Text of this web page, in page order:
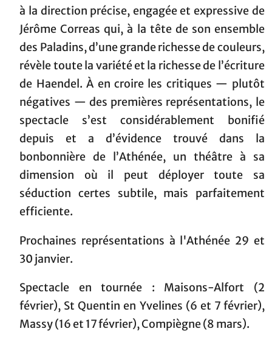
à la direction précise, engagée et expressive de
Jérôme Correas qui, à la tête de son ensemble
des Paladins, d’une grande richesse de couleurs,
révèle toute la variété et la richesse de l’écriture
de Haendel. À en croire les critiques — plutôt
négatives — des premières représentations, le
spectacle s’est considérablement bonifié
depuis et a d’évidence trouvé dans la
bonbonnière de l’Athénée, un théâtre à sa
dimension où il peut déployer toute sa
séduction certes subtile, mais parfaitement
efficiente.
Prochaines représentations à l'Athénée 29 et
30 janvier.
Spectacle en tournée : Maisons-Alfort (2
février), St Quentin en Yvelines (6 et 7 février),
Massy (16 et 17 février), Compiègne (8 mars).